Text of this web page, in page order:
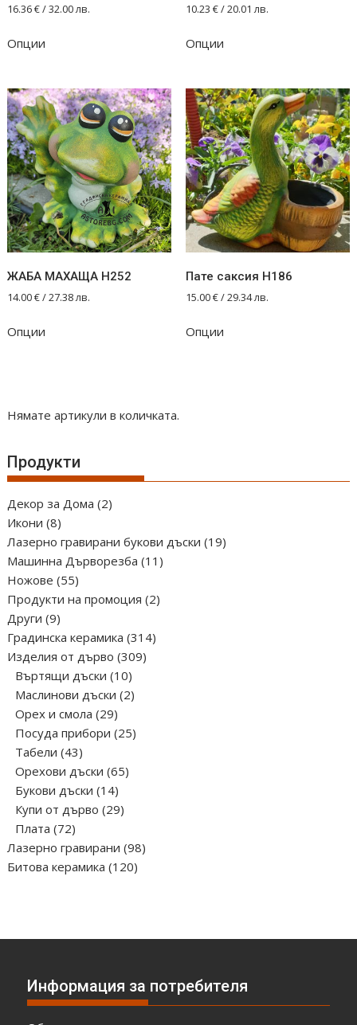
16.36€/ 32.00 лв.
Опции
10.23 €/ 20.01 лв.
Опции
ЖАБА МАХАЩА Н252
14.00€/ 27.38 лв.
Опции
Пате саксия Н186
15.00€/ 29.34 лв.
Опции
Нямате артикули в количката.
Продукти
Декор за Дома 22
Икони 88
продукта
Лазерно гравирани букови дъски 1919
Машинна Дърворезба 11 11
Ножове 5555
продукта
Продукти на промоция 22
Други 99
продукта
Градинска керамика 314314
Изделия от дърво 309309
Въртящи дъски 1010
продукта
Маслинови дъски 22
Орех и смола 2929
продукта
Посуда прибори 2525
Табели 4343
продукта
Орехови дъски 6565
Букови дъски 1414
продукта
Купи от дърво 2929
Плата 7272
продукта
Лазерно гравирани 9898
Битова керамика 120120
Информация за потребителя